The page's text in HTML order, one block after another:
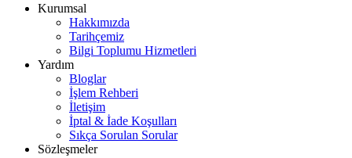
Kurumsal
Hakkımızda
Tarihçemiz
Bilgi Toplumu Hizmetleri
Yardım
Bloglar
İşlem Rehberi
İletişim
İptal & İade Koşulları
Sıkça Sorulan Sorular
Sözleşmeler